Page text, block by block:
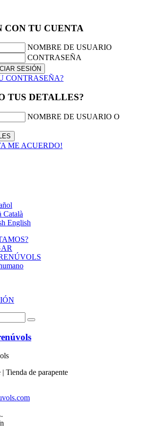
CON TU CUENTA
NOMBRE DE USUARIO
CONTRASEÑA
CONTRASEÑA?
TUS DETALLES?
NOMBRE DE USUARIO O
ME ACUERDO!
Català
English
Tienda de parapente